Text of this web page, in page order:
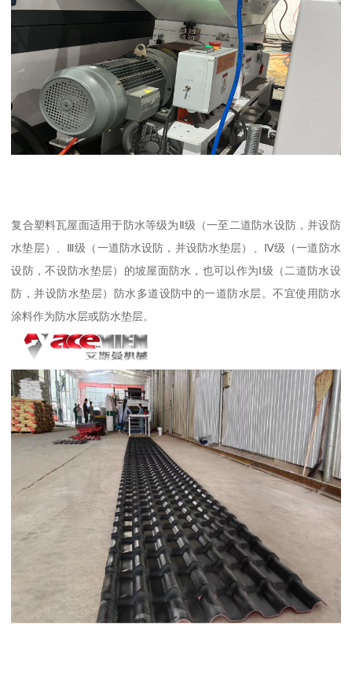
复合塑料瓦屋面适用于防水等级为Ⅱ级（一至二道防水设防，并设防
水垫层）、Ⅲ级（一道防水设防，并设防水垫层）、Ⅳ级（一道防水
设防，不设防水垫层）的坡屋面防水，也可以作为Ⅰ级（二道防水设
防，并设防水垫层）防水多道设防中的一道防水层。不宜使用防水
涂料作为防水层或防水垫层。